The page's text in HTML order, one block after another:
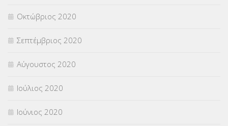
Οκτώβριος 2020
Σεπτέμβριος 2020
Αύγουστος 2020
Ιούλιος 2020
Ιούνιος 2020